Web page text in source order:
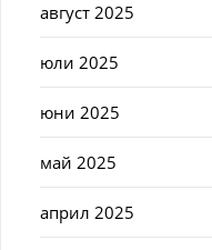
август 2025
юли 2025
юни 2025
май 2025
април 2025